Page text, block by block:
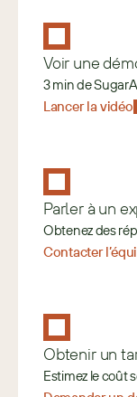
Voir une
3 min de
Lancer la vidéo
Parler à un
Obtenez des
Contacter
Obtenir un
Estimez le coût